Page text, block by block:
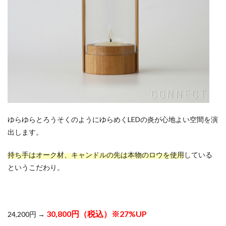
ゆらゆらとろうそくのようにゆらめくLEDの炎が心地よい空間を演
出します。
持ち手はオーク材、キャンドルの先は本物のロウを使用している
というこだわり。
24,200円 → 30,800円（税込）※27%UP